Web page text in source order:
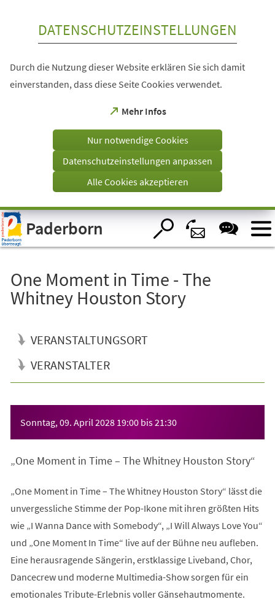
Visuelle
Assistenzsoftware
öffnen.
DATENSCHUTZEINSTELLUNGEN
Durch die Nutzung dieser Website erklären Sie sich damit
einverstanden, dass diese Seite Cookies verwendet.
Mehr Infos
(Öffnet
einem
Tab)
Nur notwendige Cookies
Datenschutzeinstellungen anpassen
Alle Cookies akzeptieren
Paderborn
One Moment in Time - The
Whitney Houston Story
VERANSTALTUNGSORT
VERANSTALTER
Sonntag, 09. April 2028 19:00 bis21:30
„One Moment in Time – The Whitney Houston Story“
„One Moment in Time – The Whitney Houston Story“ lässt die
unvergessliche Stimme der Pop-Ikone mit ihren größten Hits
wie „I Wanna Dance with Somebody“, „I Will Always Love You“
und „One Moment In Time“ live auf der Bühne neu aufleben.
Eine herausragende Sängerin, erstklassige Liveband, Chor,
Dancecrew und moderne Multimedia-Show sorgen für ein
emotionales Tribute-Erlebnis voller Gänsehautmomente.